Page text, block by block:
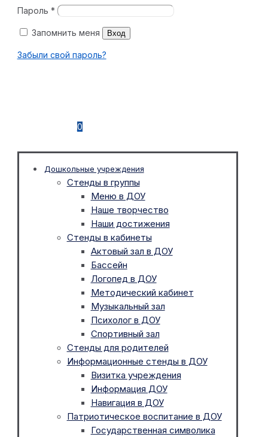
Пароль *
Запомнить меня Вход
Забыли свой пароль?
0
Дошкольные учреждения
Стенды в группы
Меню в ДОУ
Наше творчество
Наши достижения
Стенды в кабинеты
Актовый зал в ДОУ
Бассейн
Логопед в ДОУ
Методический кабинет
Музыкальный зал
Психолог в ДОУ
Спортивный зал
Стенды для родителей
Информационные стенды в ДОУ
Визитка учреждения
Информация ДОУ
Навигация в ДОУ
Патриотическое воспитание в ДОУ
Государственная символика